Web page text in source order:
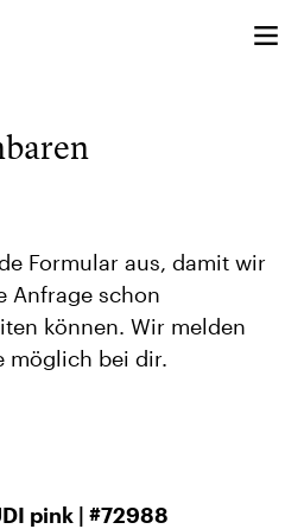
Formular aus, damit wir
Anfrage schon
können. Wir melden
möglich bei dir.
pink | #72988